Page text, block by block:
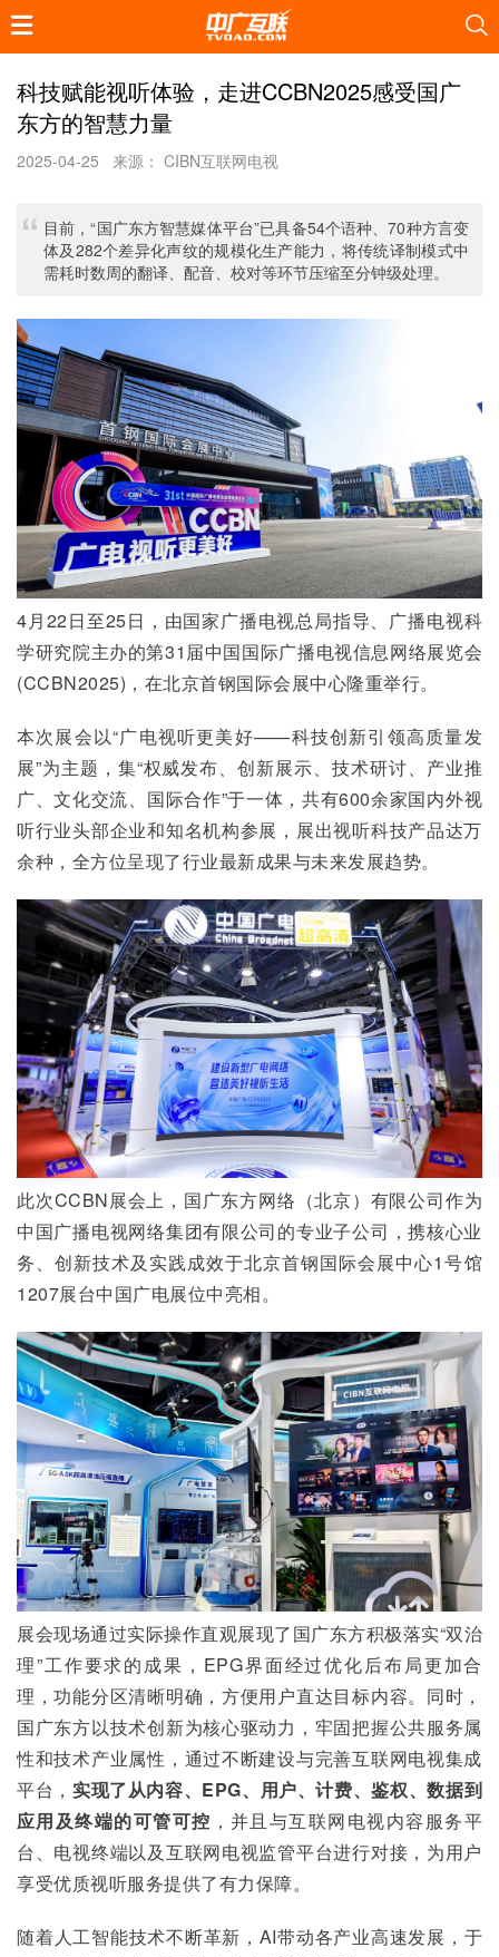
科技赋能视听体验，走进CCBN2025感受国广
东方的智慧力量
2025-04-25 来源： CIBN互联网电视
目前，“国广东方智慧媒体平台”已具备54个语种、70种方言变
体及282个差异化声纹的规模化生产能力，将传统译制模式中
需耗时数周的翻译、配音、校对等环节压缩至分钟级处理。
4月22日至25日，由国家广播电视总局指导、广播电视科
学研究院主办的第31届中国国际广播电视信息网络展览会
(CCBN2025)，在北京首钢国际会展中心隆重举行。
本次展会以“广电视听更美好——科技创新引领高质量发
展”为主题，集“权威发布、创新展示、技术研讨、产业推
广、文化交流、国际合作”于一体，共有600余家国内外视
听行业头部企业和知名机构参展，展出视听科技产品达万
余种，全方位呈现了行业最新成果与未来发展趋势。
此次CCBN展会上，国广东方网络（北京）有限公司作为
中国广播电视网络集团有限公司的专业子公司，携核心业
务、创新技术及实践成效于北京首钢国际会展中心1号馆
1207展台中国广电展位中亮相。
展会现场通过实际操作直观展现了国广东方积极落实“双治
理”工作要求的成果，EPG界面经过优化后布局更加合
理，功能分区清晰明确，方便用户直达目标内容。同时，
国广东方以技术创新为核心驱动力，牢固把握公共服务属
性和技术产业属性，通过不断建设与完善互联网电视集成
平台， 实现了从内容、EPG、用户、计费、鉴权、数据到
应用及终端的可管可控 ，并且与互联网电视内容服务平
台、电视终端以及互联网电视监管平台进行对接，为用户
享受优质视听服务提供了有力保障。
随着人工智能技术不断革新，AI带动各产业高速发展，于